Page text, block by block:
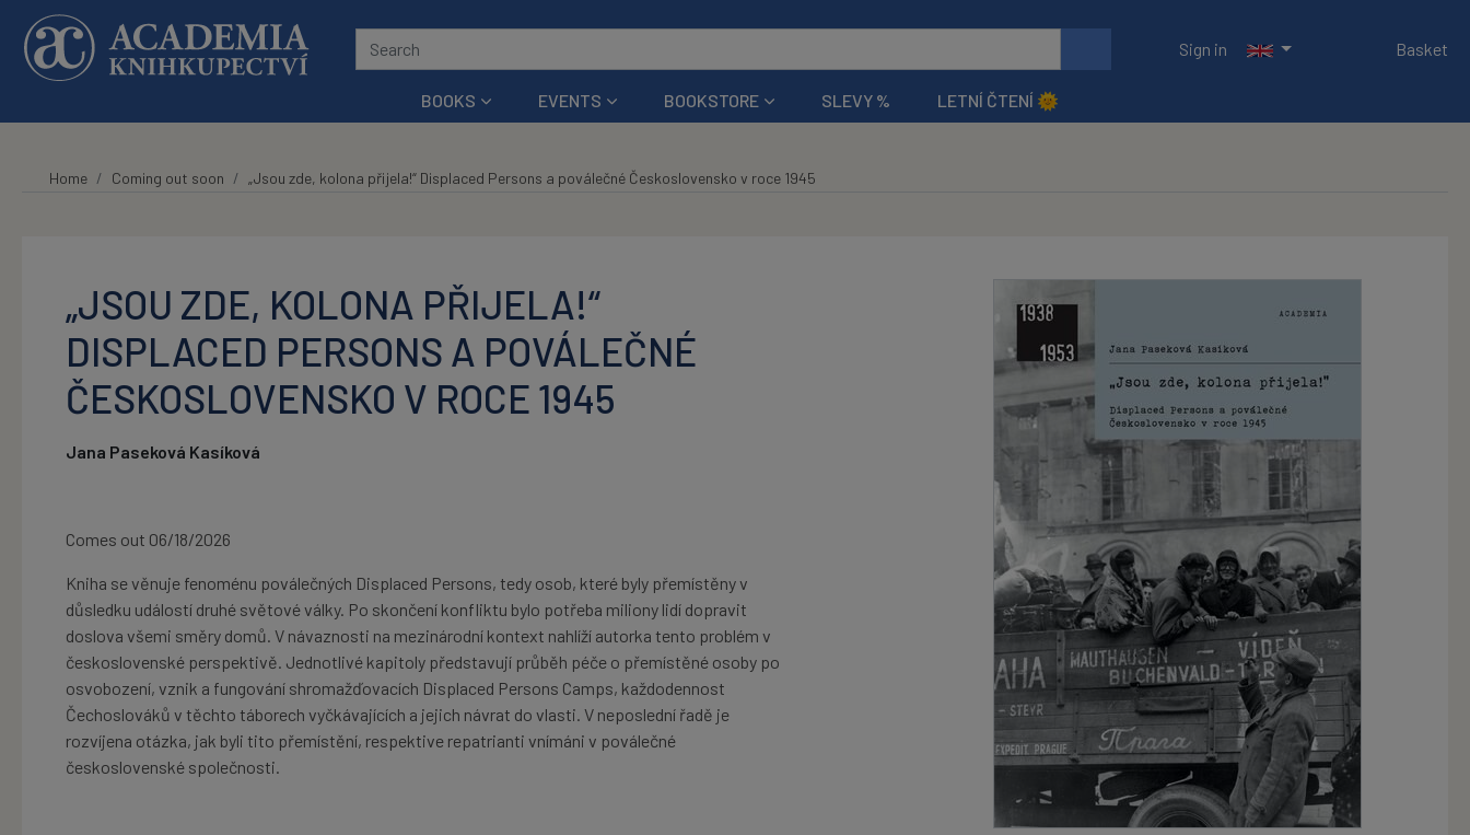
Skip to main content
Sign in
Basket
BOOKS EVENTS BOOKSTORE SLEVY % LETNÍ ČTENÍ 🌞
Home Coming out soon „Jsou zde, kolona přijela!“ Displaced Persons a poválečné Československo v roce 1945
„JSOU ZDE, KOLONA PŘIJELA!“
DISPLACED PERSONS A POVÁLEČNÉ
ČESKOSLOVENSKO V ROCE 1945
Jana Paseková Kasíková
Comes out 06/18/2026
Kniha se věnuje fenoménu poválečných Displaced Persons, tedy osob, které byly přemístěny v
důsledku událostí druhé světové války. Po skončení konfliktu bylo potřeba miliony lidí dopravit
doslova všemi směry domů. V návaznosti na mezinárodní kontext nahlíží autorka tento problém v
československé perspektivě. Jednotlivé kapitoly představují průběh péče o přemístěné osoby po
osvobození, vznik a fungování shromažďovacích Displaced Persons Camps, každodennost
Čechoslováků v těchto táborech vyčkávajících a jejich návrat do vlasti. V neposlední řadě je
rozvíjena otázka, jak byli tito přemístění, respektive repatrianti vnímáni v poválečné
československé společnosti.